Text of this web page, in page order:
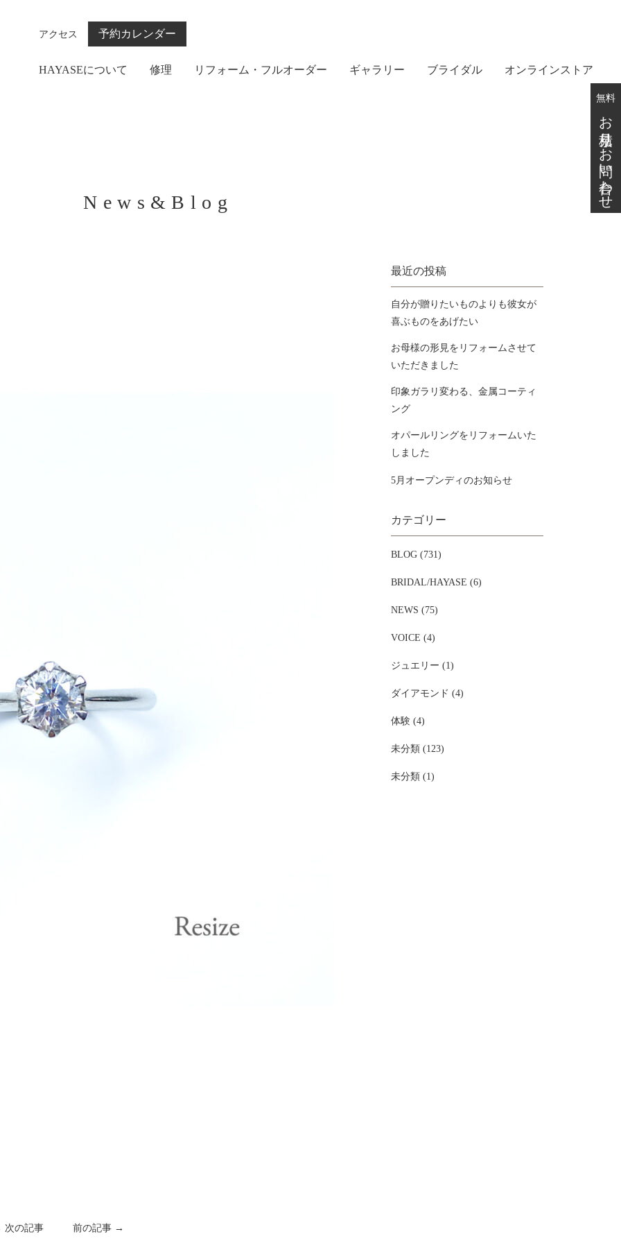
アクセス 予約カレンダー
HAYASEについて 修理 リフォーム・フルオーダー ギャラリー ブライダル オンラインストア
News&Blog
の記事 前の記事 →
最近の投稿
自分が贈りたいものよりも彼女が
喜ぶものをあげたい
お母様の形見をリフォームさせて
いただきました
印象ガラリ変わる、金属コーティ
ング
オパールリングをリフォームいた
しました
5月オープンディのお知らせ
カテゴリー
BLOG (731)
BRIDAL/HAYASE (6)
NEWS (75)
VOICE (4)
ジュエリー (1)
ダイアモンド (4)
体験 (4)
未分類 (123)
未分類 (1)
無料
お見積り・お問い合わせ